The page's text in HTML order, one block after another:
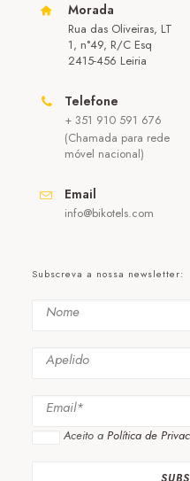
Morada
Rua das Oliveiras, LT
1, n°49, R/C Esq
2415-456 Leiria
Telefone
+ 351 910 591 676
(Chamada para rede
móvel nacional)
Email
info@bikotels.com
Subscreva a nossa newsletter:
Aceito a Política de